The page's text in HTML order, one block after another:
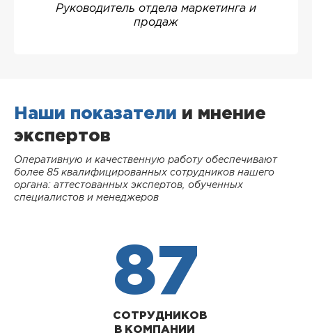
Руководитель отдела маркетинга и
продаж
Наши показатели и мнение
экспертов
Оперативную и качественную работу обеспечивают
более 85 квалифицированных сотрудников нашего
органа: аттестованных экспертов, обученных
специалистов и менеджеров
87
СОТРУДНИКОВ
В КОМПАНИИ